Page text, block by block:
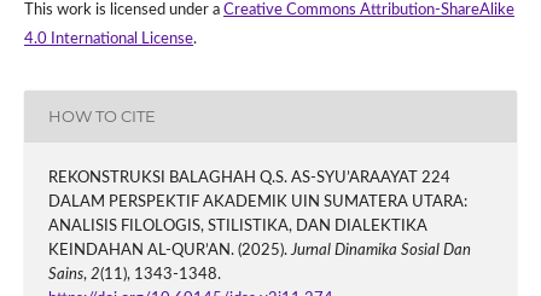
This work is licensed under a Creative Commons Attribution-ShareAlike
4.0 International License.
HOW TO CITE
REKONSTRUKSI BALAGHAH Q.S. AS-SYU’ARAAYAT 224
DALAM PERSPEKTIF AKADEMIK UIN SUMATERA UTARA:
ANALISIS FILOLOGIS, STILISTIKA, DAN DIALEKTIKA
KEINDAHAN AL-QUR’AN. (2025).Jurnal Dinamika Sosial Dan
Sains, 2(11), 1343-1348.